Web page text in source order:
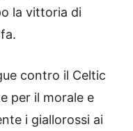
la vittoria di
contro il Celtic
per il morale e
i giallorossi ai